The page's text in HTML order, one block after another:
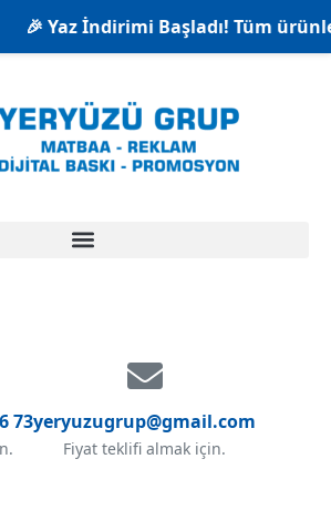
Yaz İndirimi Başladı! Tüm
73yeryuzugrup@gmail.com
Fiyat teklifi almak için.